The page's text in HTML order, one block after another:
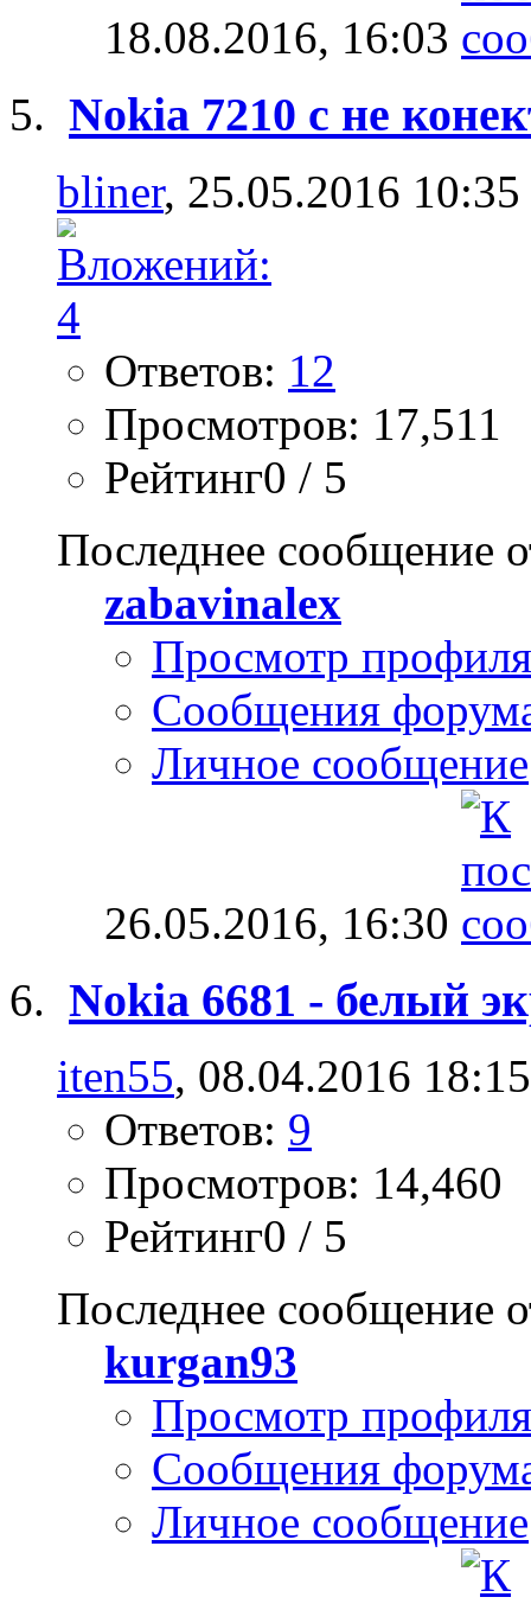
18.08.2016, 16:03
Nokia 7210 c не
bliner, 25.05.2016 10:35
Ответов: 12
Просмотров: 17,511
Рейтинг0 / 5
Последнее сообщение
zabavinalex
Просмотр профиля
Сообщения
Личное сообщение
26.05.2016, 16:30
Nokia 6681 - белый
iten55, 08.04.2016 18:15
Ответов: 9
Просмотров: 14,460
Рейтинг0 / 5
Последнее сообщение
kurgan93
Просмотр профиля
Сообщения
Личное сообщение